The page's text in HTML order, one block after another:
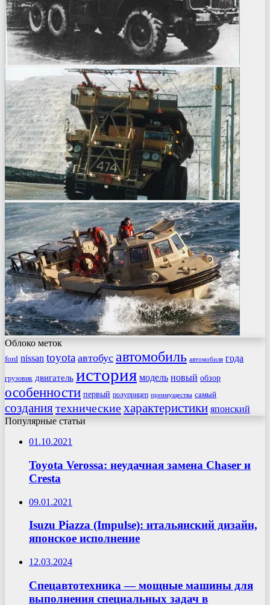
Облоко меток
ford nissan toyota автобус автомобиль автомобиля года
грузовик двигатель история модель новый обзор
особенности первый полуприцеп преимущества самый
созданиятехническиехарактеристики японский
Популярные статьи
01.10.2021
Toyota Verossa: неудачная замена Chaser и
Cresta
09.01.2021
Isuzu Piazza (Impulse): итальянский дизайн,
японское исполнение
12.03.2024
Спецавтотехника — мощные машины для
выполнения специальных задач в